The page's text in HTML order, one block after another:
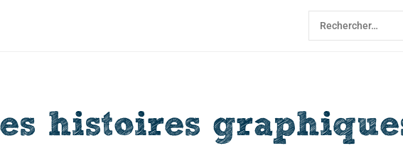
Rechercher :